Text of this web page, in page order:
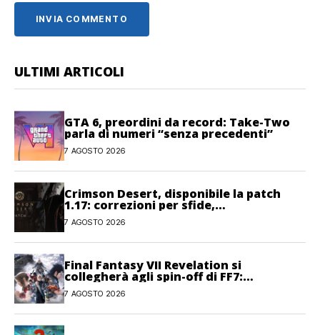
ULTIMI ARTICOLI
GTA 6, preordini da record: Take-Two
parla di numeri “senza precedenti”
7 AGOSTO 2026
Crimson Desert, disponibile la patch
1.17: correzioni per sfide,
combattimento e interfaccia
7 AGOSTO 2026
Final Fantasy VII Revelation si
collegherà agli spin-off di FF7:
Hamaguchi non si pone limiti
7 AGOSTO 2026